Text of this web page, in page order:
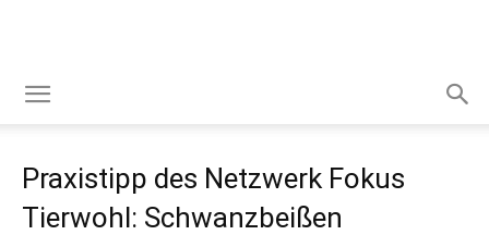
Praxistipp des Netzwerk Fokus
Tierwohl: Schwanzbeißen